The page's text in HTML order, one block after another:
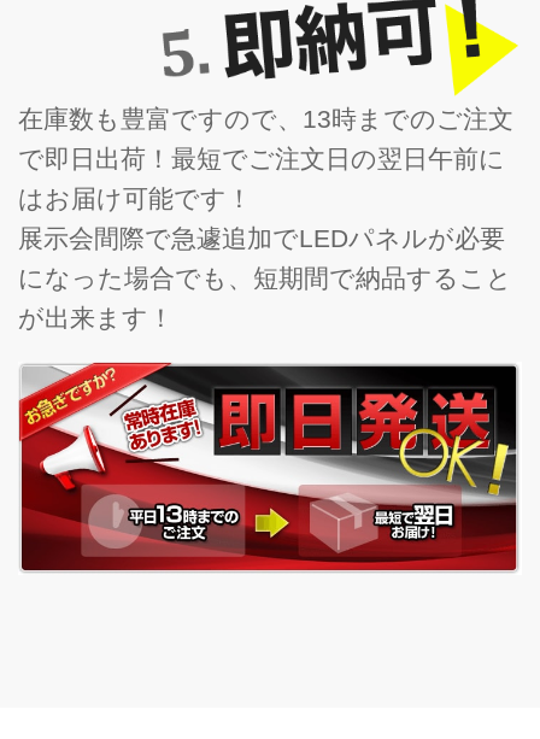
在庫数も豊富ですので、13時までのご注文
で即日出荷！最短でご注文日の翌日午前に
はお届け可能です！
展示会間際で急遽追加でLEDパネルが必要
になった場合でも、短期間で納品すること
が出来ます！